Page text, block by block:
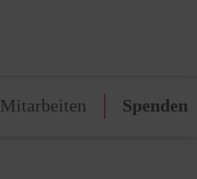
Mitarbeiten Spenden